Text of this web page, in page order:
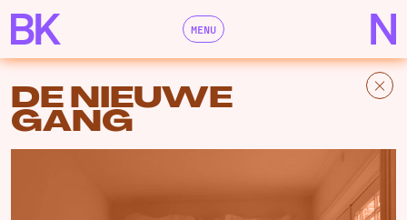
MENU
DE NIEUWE
GANG